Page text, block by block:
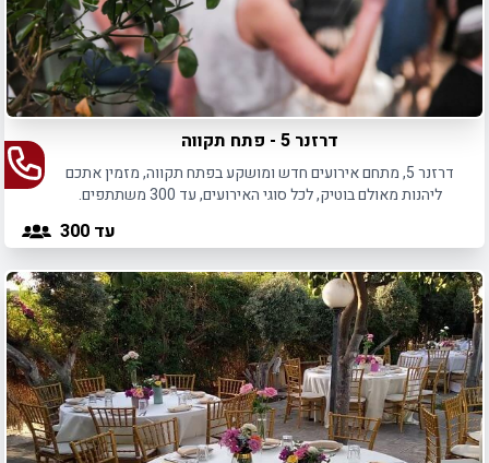
דרזנר 5 - פתח תקווה
דרזנר 5, מתחם אירועים חדש ומושקע בפתח תקווה, מזמין אתכם
ליהנות מאולם בוטיק, לכל סוגי האירועים, עד 300 משתתפים.
עד 300